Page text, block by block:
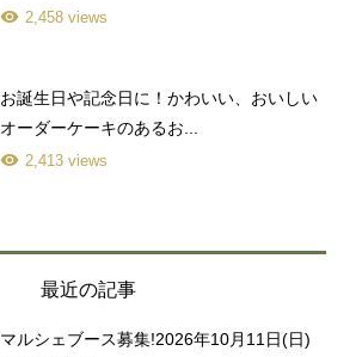
2,458 views
お誕生日や記念日に！かわいい、おいしい
オーダーケーキのあるお...
2,413 views
最近の記事
マルシェブース募集!2026年10月11日(日)